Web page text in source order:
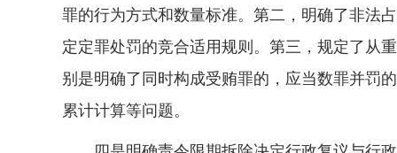
罪的行为方式和数量标准。第二，明确了非法
定定罪处罚的竞合适用规则。第三，规定了从
别是明确了同时构成受贿罪的，应当数罪并罚
累计计算等问题。